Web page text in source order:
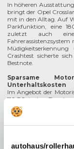
autohaus/
In höheren
bringt der Opel
mit in den Alltag. Auf
Parkfunktion, eine
zuletzt auch
Crashtest sicherte
Bestnote.
Sparsame
Unterhaltskosten
Im Angebot der
110 PS starken
ist mit einem
ausgestattet.